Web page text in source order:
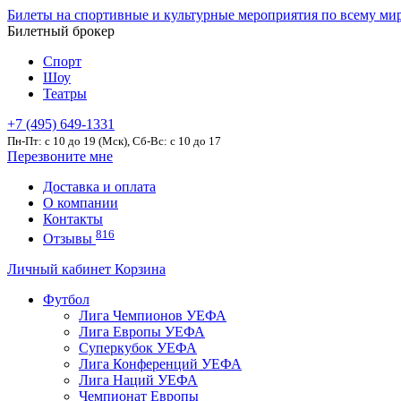
Билеты на спортивные и культурные мероприятия по всему
Билетный брокер
Спорт
Шоу
Театры
+7 (495) 649-1331
Пн-Пт: c 10 до 19 (Мск), Сб-Вс: с 10 до 17
Перезвоните мне
Доставка и оплата
О компании
Контакты
Отзывы 816
Личный кабинет Корзина
Футбол
Лига Чемпионов УЕФА
Лига Европы УЕФА
Суперкубок УЕФА
Лига Конференций УЕФА
Лига Наций УЕФА
Чемпионат Европы